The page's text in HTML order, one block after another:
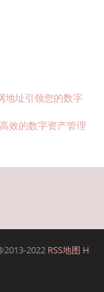
地址引领您的数字
效的数字资产管理
2022 RSS地图 H